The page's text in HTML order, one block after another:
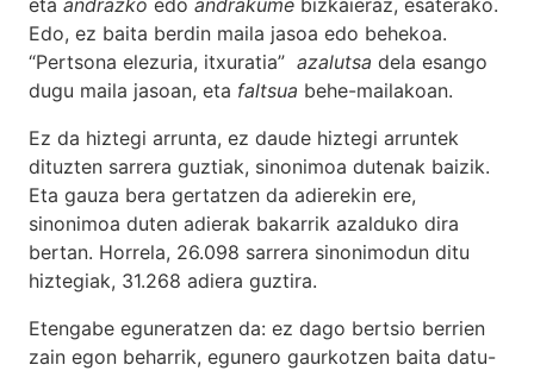
eta andrazko edo andrakume bizkaieraz, esaterako.
Edo, ez baita berdin maila jasoa edo behekoa.
“Pertsona elezuria, itxuratia” azalutsa dela esango
dugu maila jasoan, eta faltsua behe-mailakoan.
Ez da hiztegi arrunta, ez daude hiztegi arruntek
dituzten sarrera guztiak, sinonimoa dutenak baizik.
Eta gauza bera gertatzen da adierekin ere,
sinonimoa duten adierak bakarrik azalduko dira
bertan. Horrela, 26.098 sarrera sinonimodun ditu
hiztegiak, 31.268 adiera guztira.
Etengabe eguneratzen da: ez dago bertsio berrien
zain egon beharrik, egunero gaurkotzen baita datu-